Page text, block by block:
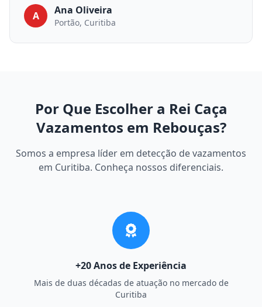
A Ana Oliveira
Portão, Curitiba
Por Que Escolher a Rei Caça
Vazamentos em Rebouças?
Somos a empresa líder em detecção de vazamentos
em Curitiba. Conheça nossos diferenciais.
+20 Anos de Experiência
Mais de duas décadas de atuação no mercado de
Curitiba